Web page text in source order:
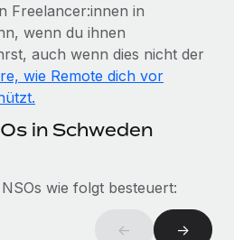
Freelancer:innen in
wenn du ihnen
auch wenn dies nicht der
wie Remote dich vor
in Schweden
wie folgt besteuert:
← →